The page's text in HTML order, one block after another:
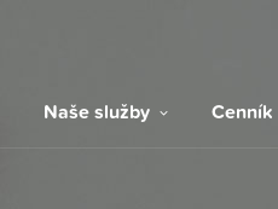
Naše služby Cenník